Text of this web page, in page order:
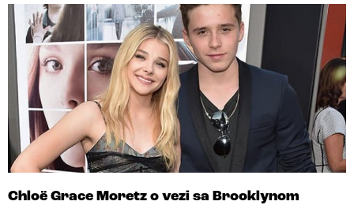
Chloë Grace Moretz o vezi sa Brooklynom